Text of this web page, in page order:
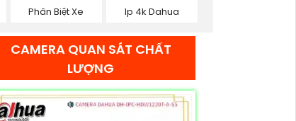
Phân Biệt Xe
Ip 4k Dahua
CAMERA QUAN SÁT CHẤT
LƯỢNG